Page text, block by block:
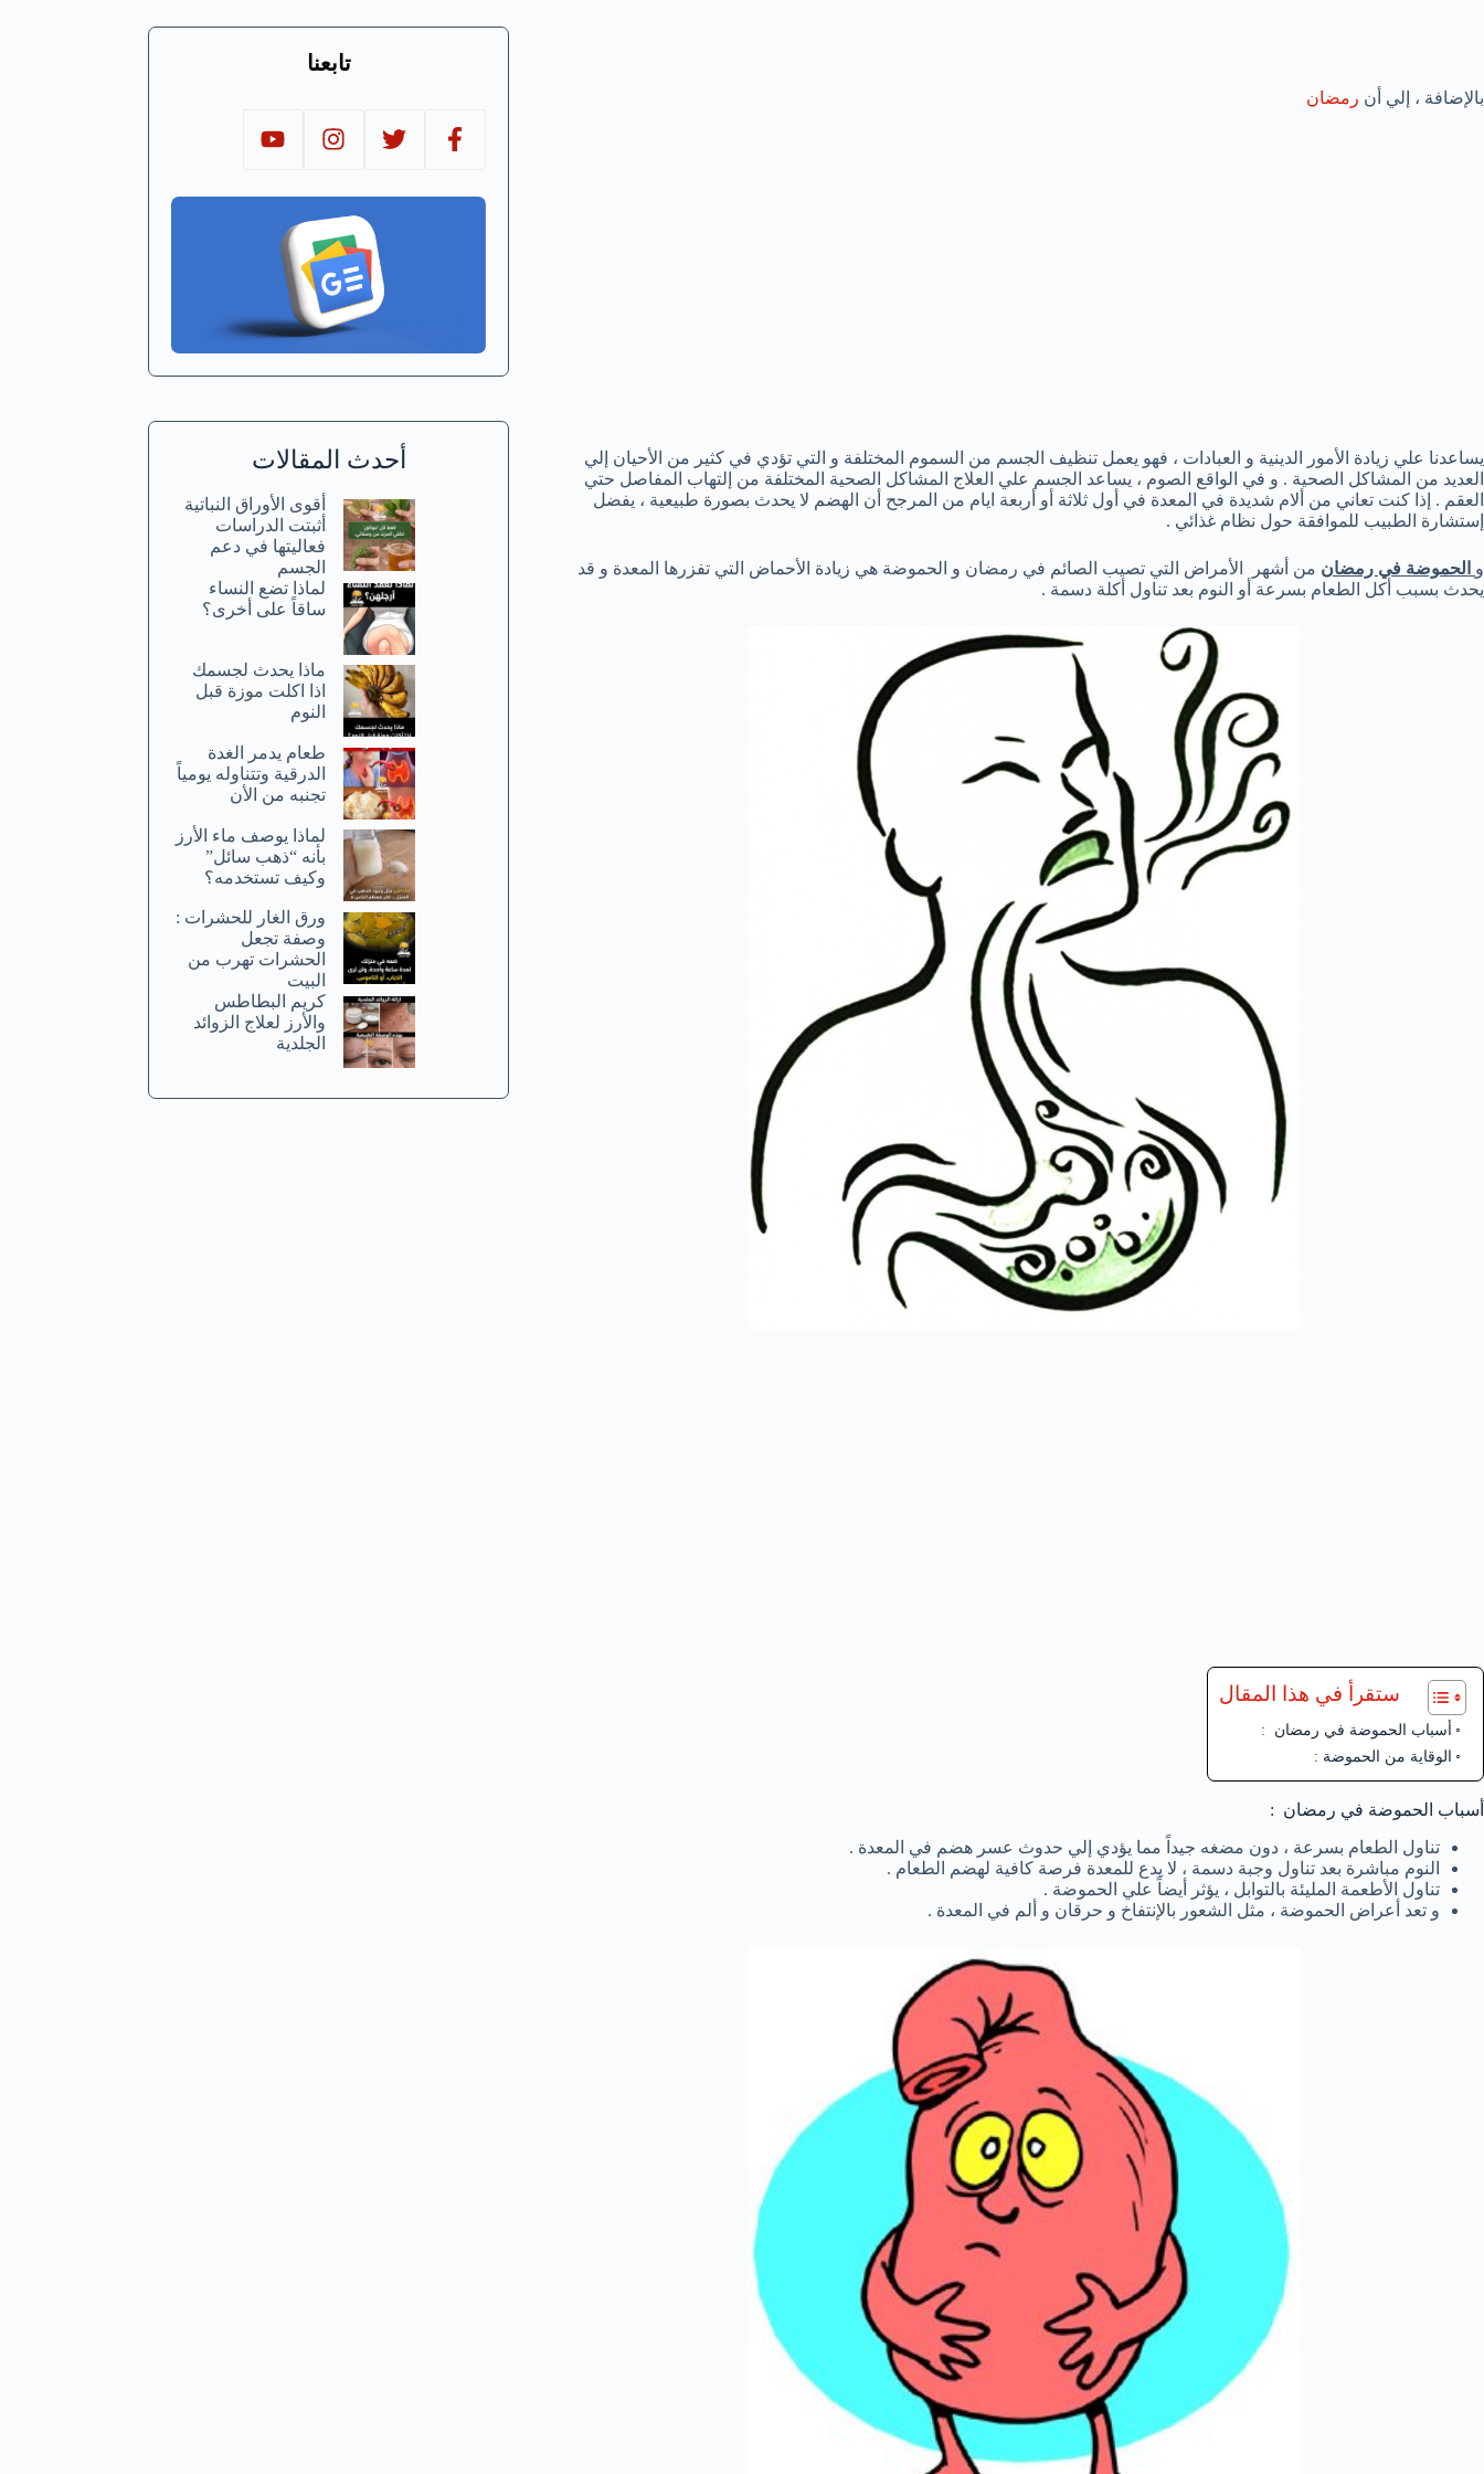
بالإضافة ، إلي أن رمضان
يساعدنا علي زيادة الأمور الدينية و العبادات ، فهو يعمل تنظيف الجسم من السموم المختلفة و التي تؤدي في كثير من الأحيان إلي
العديد من المشاكل الصحية . و في الواقع الصوم ، يساعد الجسم علي العلاج المشاكل الصحية المختلفة من إلتهاب المفاصل حتي
العقم . إذا كنت تعاني من ألام شديدة في المعدة في أول ثلاثة أو أربعة ايام من المرجح أن الهضم لا يحدث بصورة طبيعية ، يفضل
إستشارة الطبيب للموافقة حول نظام غذائي .
و الحموضة في رمضان من أشهر الأمراض التي تصيب الصائم في رمضان و الحموضة هي زيادة الأحماض التي تفزرها المعدة و قد
يحدث بسبب أكل الطعام بسرعة أو النوم بعد تناول أكلة دسمة .
ستقرأ في هذا المقال
أسباب الحموضة في رمضان :
الوقاية من الحموضة :
أسباب الحموضة في رمضان :
تناول الطعام بسرعة ، دون مضغه جيداً مما يؤدي إلي حدوث عسر هضم في المعدة .
النوم مباشرة بعد تناول وجبة دسمة ، لا يدع للمعدة فرصة كافية لهضم الطعام .
تناول الأطعمة المليئة بالتوابل ، يؤثر أيضاً علي الحموضة .
و تعد أعراض الحموضة ، مثل الشعور بالإنتفاخ و حرقان و ألم في المعدة .
تابعنا
أحدث المقالات
أقوى الأوراق النباتية
أثبتت الدراسات
فعاليتها في دعم
الجسم
لماذا تضع النساء
ساقاً على أخرى؟
ماذا يحدث لجسمك
اذا اكلت موزة قبل
النوم
طعام يدمر الغدة
الدرقية وتتناوله يومياً
تجنبه من الأن
لماذا يوصف ماء الأرز
بأنه “ذهب سائل”
وكيف تستخدمه؟
ورق الغار للحشرات :
وصفة تجعل
الحشرات تهرب من
البيت
كريم البطاطس
والأرز لعلاج الزوائد
الجلدية